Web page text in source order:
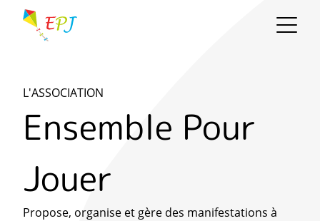
L'ASSOCIATION
Ensemble Pour
Jouer
Propose, organise et gère des manifestations à